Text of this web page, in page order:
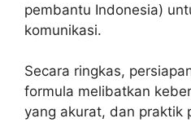
pembantu Indonesia)
komunikasi.
Secara ringkas,
formula melibatkan
yang akurat, dan praktik